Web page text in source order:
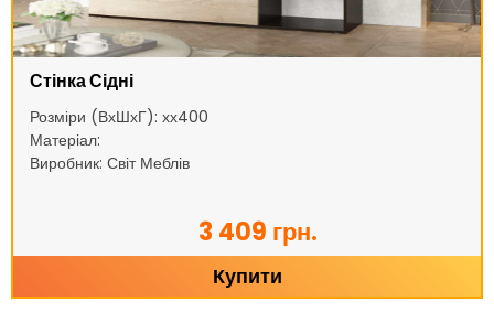
Стінка Сідні
Розміри (ВхШхГ): хх400
Матеріал:
Виробник: Світ Меблів
3 409 грн.
Купити